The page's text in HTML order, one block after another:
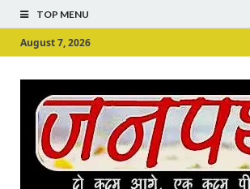
TOP MENU
August 7, 2026